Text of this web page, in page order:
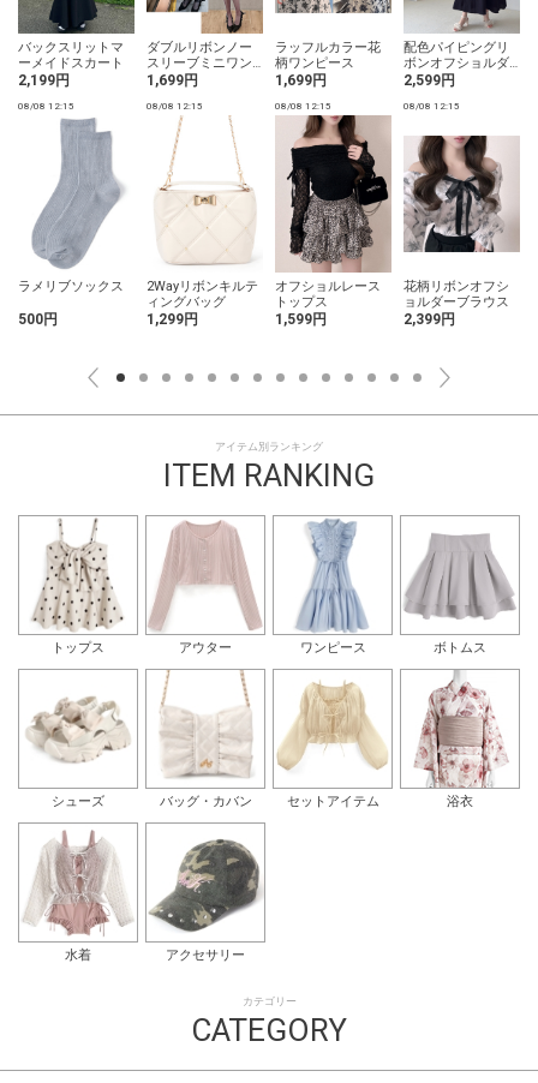
バックスリットマ
ーメイドスカート
2,199円
ダブルリボンノー
スリーブミニワン
ピース
1,699円
ラッフルカラー花
柄ワンピース
1,699円
配色パイピングリ
ボンオフショルダ
ーワンピース
2,599円
08/08 12:15
ラメリブソックス
500円
08/08 12:15
2Wayリボンキルテ
ィングバッグ
1,299円
08/08 12:15
オフショルレース
トップス
1,599円
08/08 12:15
花柄リボンオフシ
ョルダーブラウス
2,399円
アイテム別ランキング
ITEM RANKING
トップス アウター ワンピース ボトムス
シューズ バッグ・カバン セットアイテム 浴衣
水着 アクセサリー
カテゴリー
CATEGORY